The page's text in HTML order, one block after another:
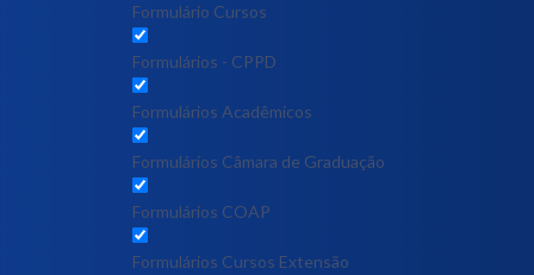
Formulário Cursos
Formulários - CPPD
Formulários Acadêmicos
Formulários Câmara de Graduação
Formulários COAP
Formulários Cursos Extensão